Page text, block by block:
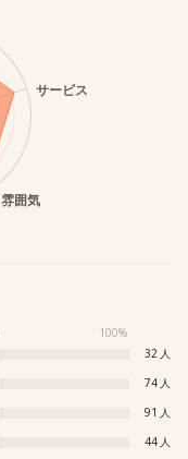
サービス
雰囲気
100%
32
74
91
44